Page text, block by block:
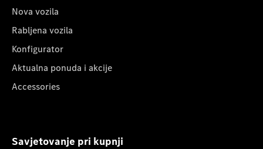
Nova vozila
Rabljena vozila
Konfigurator
Aktualna ponuda i akcije
Accessories
Savjetovanje pri kupnji